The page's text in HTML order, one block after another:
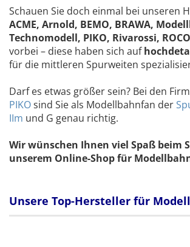
Schauen Sie doch einmal bei unseren
ACME, Arnold, BEMO, BRAWA,
Technomodell, PIKO, Rivarossi, ROCO
vorbei – diese haben sich auf
für die mittleren Spurweiten
Darf es etwas größer sein? Bei den
PIKOsind Sie als Modellbahnfan der
IIm und G genau richtig.
Wir wünschen Ihnen viel Spaß beim
unserem Online-Shop für
Unsere Top-Hersteller für